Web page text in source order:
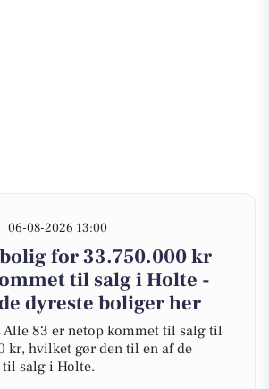
06-08-2026 13:00
for 33.750.000 kr
til salg i Holte -
dyreste boliger her
83 er netop kommet til salg til
kr, hvilket gør den til en af de
salg i Holte.